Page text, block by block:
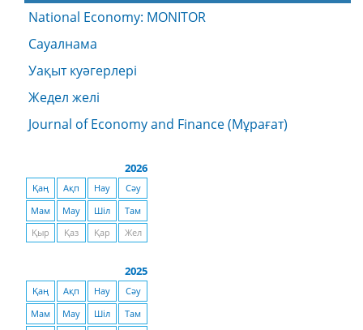
National Economy: MONITOR
Сауалнама
Уақыт куәгерлері
Жедел желі
Journal of Economy and Finance (Мұрағат)
2026
Қаң Ақп Нау
Сәу
Мам
Мау Шіл
Там
Қыр
Қаз Қар Жел
2025
Қаң Ақп Нау
Сәу
Мам
Мау Шіл
Там